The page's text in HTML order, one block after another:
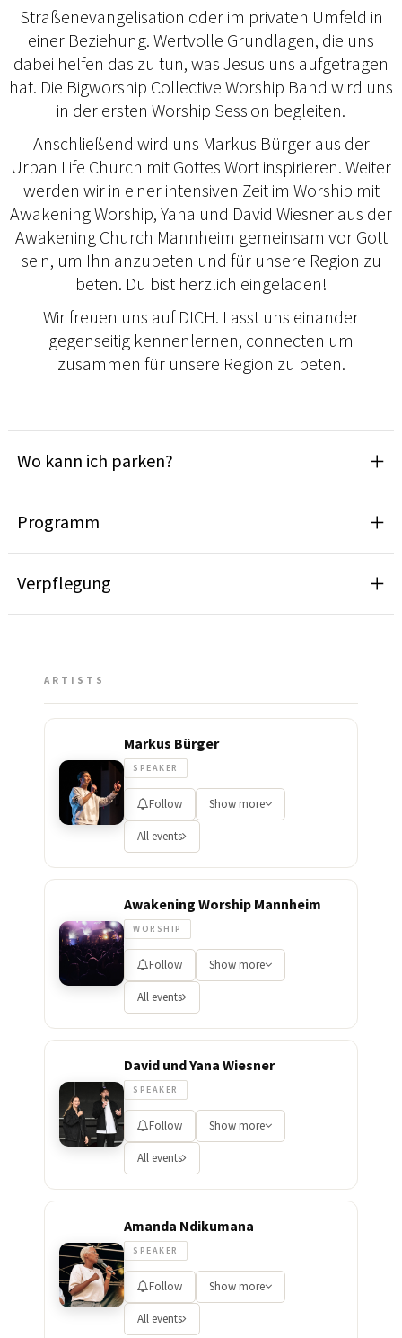
Straßenevangelisation oder im privaten Umfeld in
einer Beziehung. Wertvolle Grundlagen, die uns
dabei helfen das zu tun, was Jesus uns aufgetragen
hat. Die Bigworship Collective Worship Band wird uns
in der ersten Worship Session begleiten.
Anschließend wird uns Markus Bürger aus der
Urban Life Church mit Gottes Wort inspirieren. Weiter
werden wir in einer intensiven Zeit im Worship mit
Awakening Worship, Yana und David Wiesner aus der
Awakening Church Mannheim gemeinsam vor Gott
sein, um Ihn anzubeten und für unsere Region zu
beten. Du bist herzlich eingeladen!
Wir freuen uns auf DICH. Lasst uns einander
gegenseitig kennenlernen, connecten um
zusammen für unsere Region zu beten.
Wo kann ich parken?
Programm
Verpflegung
ARTISTS
Markus Bürger
SPEAKER
Follow Show more
All events
Awakening Worship Mannheim
WORSHIP
Follow Show more
All events
David und Yana Wiesner
SPEAKER
Follow Show more
All events
Amanda Ndikumana
SPEAKER
Follow Show more
All events